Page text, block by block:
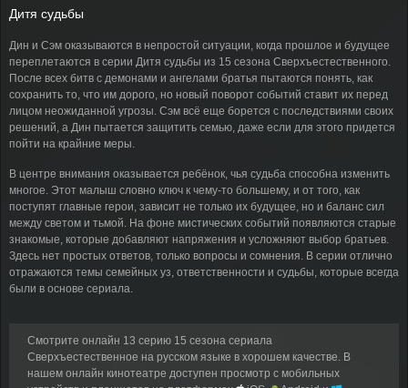
Дитя судьбы
Дин и Сэм оказываются в непростой ситуации, когда прошлое и будущее
переплетаются в серии Дитя судьбы из 15 сезона Сверхъестественного.
После всех битв с демонами и ангелами братья пытаются понять, как
сохранить то, что им дорого, но новый поворот событий ставит их перед
лицом неожиданной угрозы. Сэм всё еще борется с последствиями своих
решений, а Дин пытается защитить семью, даже если для этого придется
пойти на крайние меры.
В центре внимания оказывается ребёнок, чья судьба способна изменить
многое. Этот малыш словно ключ к чему-то большему, и от того, как
поступят главные герои, зависит не только их будущее, но и баланс сил
между светом и тьмой. На фоне мистических событий появляются старые
знакомые, которые добавляют напряжения и усложняют выбор братьев.
Здесь нет простых ответов, только вопросы и сомнения. В серии отлично
отражаются темы семейных уз, ответственности и судьбы, которые всегда
были в основе сериала.
Смотрите онлайн 13 серию 15 сезона сериала
Сверхъестественное на русском языке в хорошем качестве. В
нашем онлайн кинотеатре доступен просмотр с мобильных